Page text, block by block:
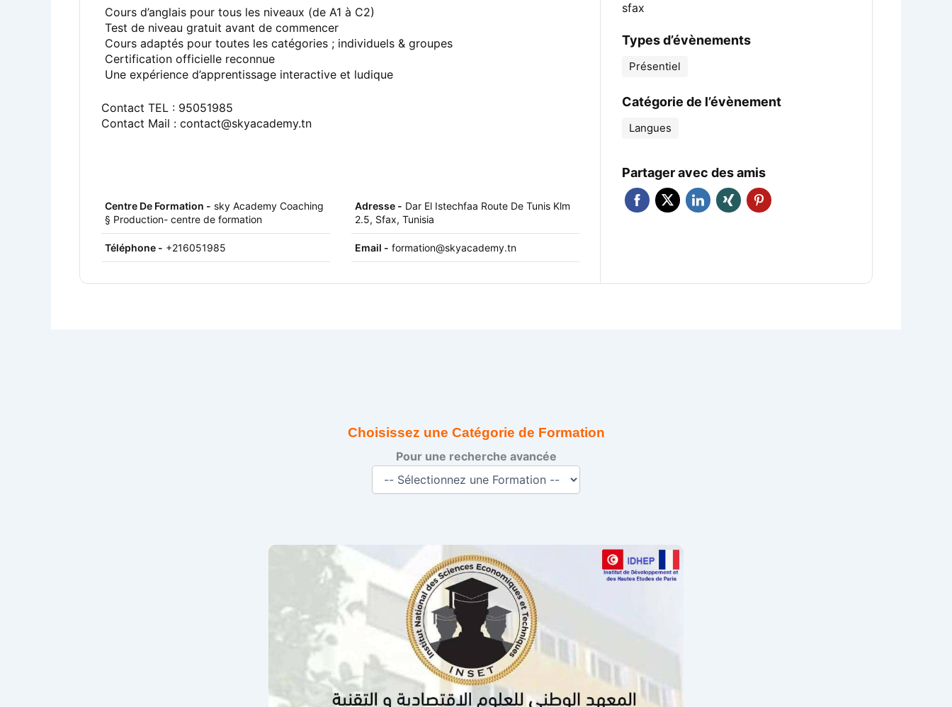
Cours d’anglais pour tous les niveaux (de A1 à C2)
Test de niveau gratuit avant de commencer
Cours adaptés pour toutes les catégories ; individuels & groupes
Certification officielle reconnue
Une expérience d’apprentissage interactive et ludique
Contact TEL : 95051985
Contact Mail : contact@skyacademy.tn
Centre De Formation - sky Academy Coaching
§ Production- centre de formation
Adresse - Dar El Istechfaa Route De Tunis Klm
2.5, Sfax, Tunisia
Téléphone - +216051985 Email - formation@skyacademy.tn
sfax
Types d’évènements
Présentiel
Catégorie de l’évènement
Langues
Partager avec des amis
Choisissez une Catégorie de Formation
Pour une recherche avancée